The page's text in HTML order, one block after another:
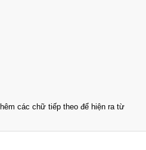
các chữ tiếp theo để hiện ra từ